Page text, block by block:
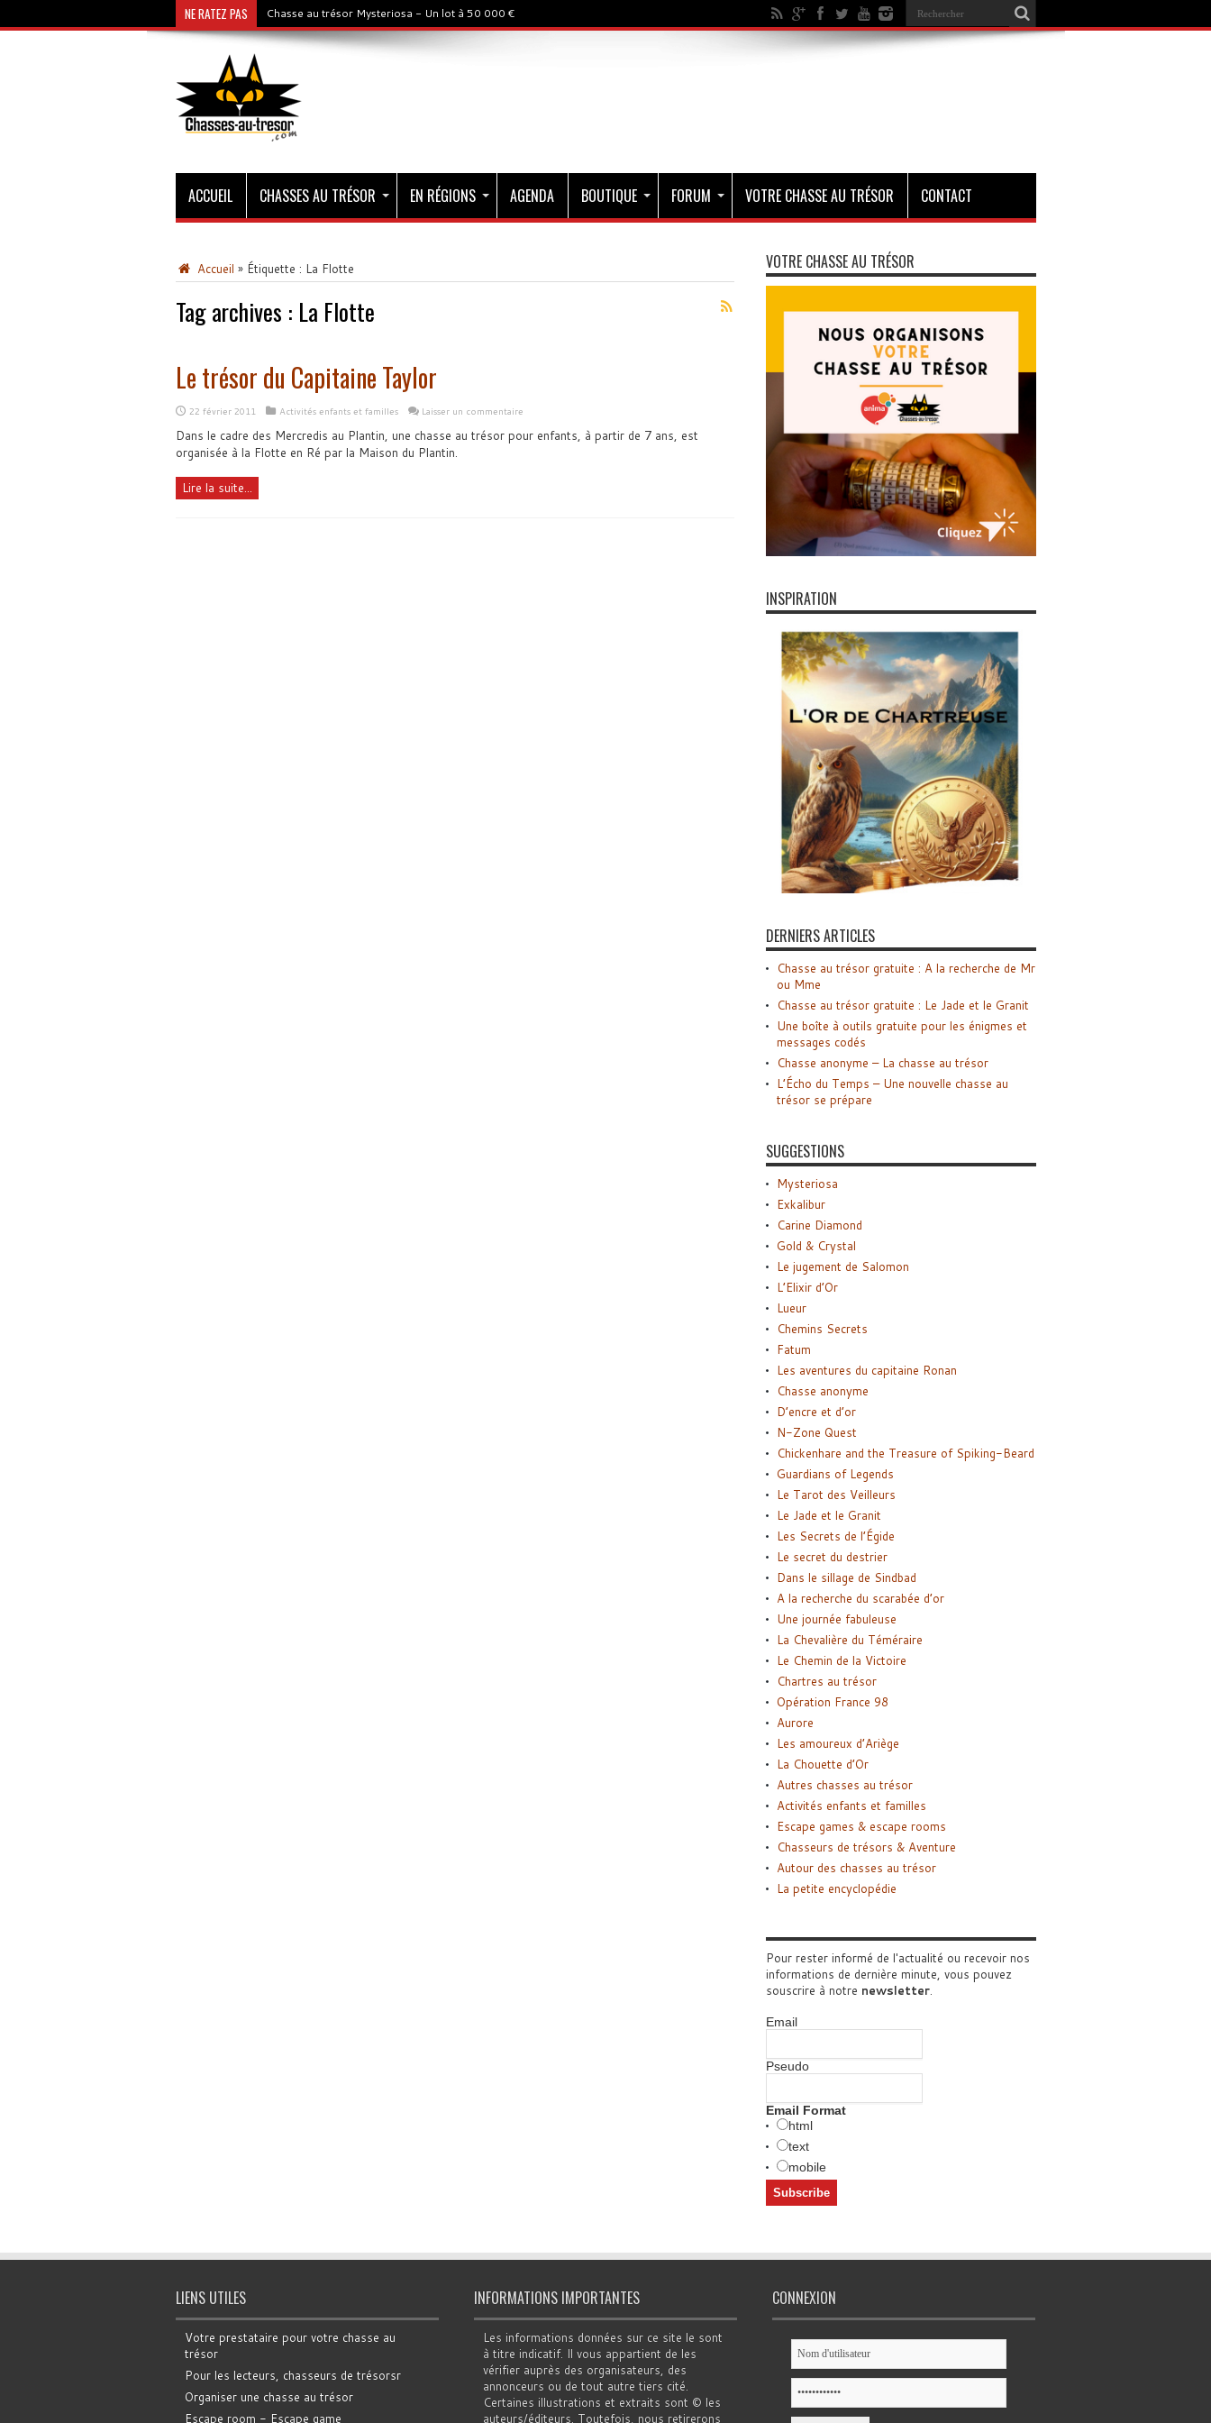
NE RATEZ PAS Chasse au trésor Mysteriosa - Un lot à 50 000 €
ACCUEIL CHASSES AU TRÉSOR EN RÉGIONS AGENDA BOUTIQUE FORUM VOTRE CHASSE AU TRÉSOR CONTACT
Accueil » Étiquette : La Flotte
Tag archives : La Flotte
Le trésor du Capitaine Taylor
22 février 2011 Activités enfants et familles Laisser un commentaire
Dans le cadre des Mercredis au Plantin, une chasse au trésor pour enfants, à partir de 7 ans, est
organisée à la Flotte en Ré par la Maison du Plantin.
Lire la suite...
VOTRE CHASSE AU TRÉSOR
INSPIRATION
DERNIERS ARTICLES
Chasse au trésor gratuite : A la recherche de Mr
ou Mme
Chasse au trésor gratuite : Le Jade et le Granit
Une boîte à outils gratuite pour les énigmes et
messages codés
Chasse anonyme – La chasse au trésor
L’Écho du Temps – Une nouvelle chasse au
trésor se prépare
SUGGESTIONS
Mysteriosa
Exkalibur
Carine Diamond
Gold & Crystal
Le jugement de Salomon
L’Elixir d’Or
Lueur
Chemins Secrets
Fatum
Les aventures du capitaine Ronan
Chasse anonyme
D’encre et d’or
N-Zone Quest
Chickenhare and the Treasure of Spiking-Beard
Guardians of Legends
Le Tarot des Veilleurs
Le Jade et le Granit
Les Secrets de l’Égide
Le secret du destrier
Dans le sillage de Sindbad
A la recherche du scarabée d’or
Une journée fabuleuse
La Chevalière du Téméraire
Le Chemin de la Victoire
Chartres au trésor
Opération France 98
Aurore
Les amoureux d’Ariège
La Chouette d’Or
Autres chasses au trésor
Activités enfants et familles
Escape games & escape rooms
Chasseurs de trésors & Aventure
Autour des chasses au trésor
La petite encyclopédie
Pour rester informé de l'actualité ou recevoir nos
informations de dernière minute, vous pouvez
souscrire à notre newsletter.
Email
Pseudo
Email Format
html
text
mobile
LIENS UTILES
Votre prestataire pour votre chasse au
trésor
Pour les lecteurs, chasseurs de trésorsr
Organiser une chasse au trésor
Escape room - Escape game
INFORMATIONS IMPORTANTES
Les informations données sur ce site le sont
à titre indicatif. Il vous appartient de les
vérifier auprès des organisateurs, des
annonceurs ou de tout autre tiers cité.
Certaines illustrations et extraits sont © les
auteurs/éditeurs. Toutefois, nous retirerons
CONNEXION